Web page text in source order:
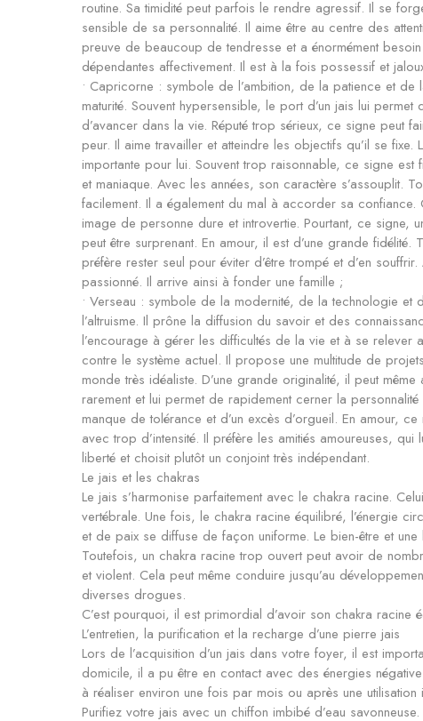
routine. Sa timidité peut parfois le rendre agressif. Il se
sensible de sa personnalité. Il aime être au centre des
preuve de beaucoup de tendresse et a énormément
dépendantes affectivement. Il est à la fois possessif et
• Capricorne : symbole de l’ambition, de la patience et de
maturité. Souvent hypersensible, le port d’un jais lui permet
d’avancer dans la vie. Réputé trop sérieux, ce signe peut
peur. Il aime travailler et atteindre les objectifs qu’il se
importante pour lui. Souvent trop raisonnable, ce signe est
et maniaque. Avec les années, son caractère s’assouplit.
facilement. Il a également du mal à accorder sa confiance.
image de personne dure et introvertie. Pourtant, ce signe,
peut être surprenant. En amour, il est d’une grande
préfère rester seul pour éviter d’être trompé et d’en
passionné. Il arrive ainsi à fonder une famille ;
• Verseau : symbole de la modernité, de la technologie et
l’altruisme. Il prône la diffusion du savoir et des
l’encourage à gérer les difficultés de la vie et à se relever
contre le système actuel. Il propose une multitude de
monde très idéaliste. D’une grande originalité, il peut même
rarement et lui permet de rapidement cerner la
manque de tolérance et d’un excès d’orgueil. En amour,
avec trop d’intensité. Il préfère les amitiés amoureuses,
liberté et choisit plutôt un conjoint très indépendant.
Le jais et les chakras
Le jais s’harmonise parfaitement avec le chakra racine.
vertébrale. Une fois, le chakra racine équilibré, l’énergie
et de paix se diffuse de façon uniforme. Le bien-être et une
Toutefois, un chakra racine trop ouvert peut avoir de
et violent. Cela peut même conduire jusqu’au
diverses drogues.
C’est pourquoi, il est primordial d’avoir son chakra racine
L’entretien, la purification et la recharge d’une pierre jais
Lors de l’acquisition d’un jais dans votre foyer, il est
domicile, il a pu être en contact avec des énergies
à réaliser environ une fois par mois ou après une utilisation
Purifiez votre jais avec un chiffon imbibé d’eau